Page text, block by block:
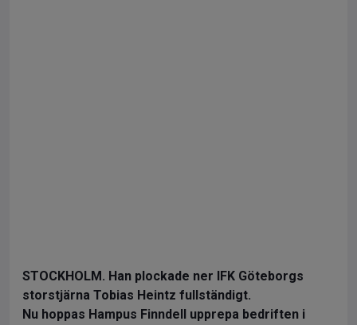
STOCKHOLM. Han plockade ner IFK Göteborgs
storstjärna Tobias Heintz fullständigt.
Nu hoppas Hampus Finndell upprepa bedriften i